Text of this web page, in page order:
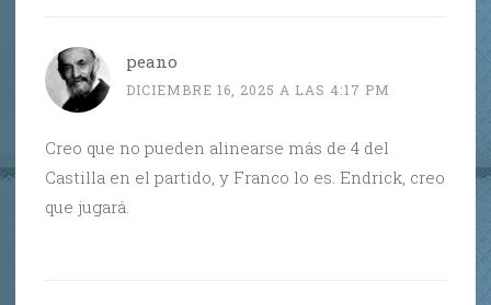
peano
DICIEMBRE 16, 2025 A LAS 4:17 PM
Creo que no pueden alinearse más de 4 del
Castilla en el partido, y Franco lo es. Endrick, creo
que jugará.